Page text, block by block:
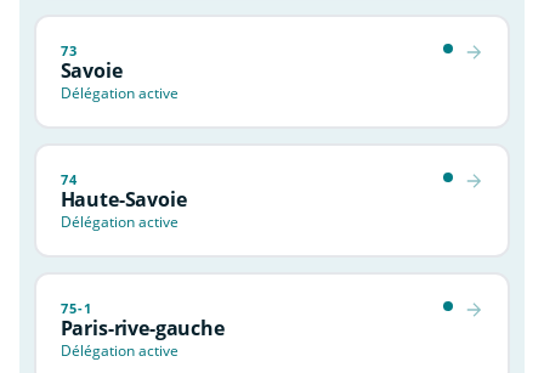
73
Savoie
Délégation active
74
Haute-Savoie
Délégation active
75-1
Paris-rive-gauche
Délégation active